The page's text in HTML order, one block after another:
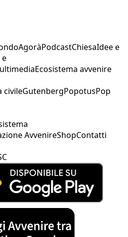
AgoràPodcastChiesaIdee e
e
Ecosistema avvenire
civileGutenbergPopotusPop
AvvenireShopContatti